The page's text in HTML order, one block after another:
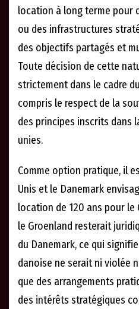
location à long terme pour
ou des infrastructures
des objectifs partagés et
Toute décision de cette
strictement dans le cadre
compris le respect de la
des principes inscrits dans
unies.
Comme option pratique, il
Unis et le Danemark
location de 120 ans pour le
le Groenland resterait
du Danemark, ce qui
danoise ne serait ni violée
que des arrangements
des intérêts stratégiques